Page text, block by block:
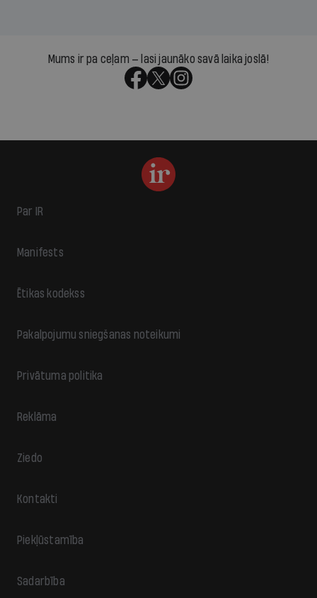
Mums ir pa ceļam — lasi jaunāko savā laika joslā!
Par IR
Manifests
Ētikas kodekss
Pakalpojumu sniegšanas noteikumi
Privātuma politika
Reklāma
Ziedo
Kontakti
Piekļūstamība
Sadarbība